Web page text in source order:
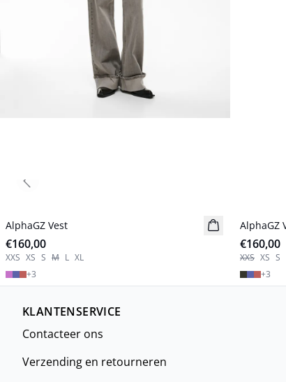
Nieuw
AlphaGZ Vest
€160,00
XXS XS S M L XL
+3
Nieuw
AlphaGZ
€160,00
XXS XS S
+3
Previous slide
KLANTENSERVICE
Contacteer ons
Verzending en retourneren